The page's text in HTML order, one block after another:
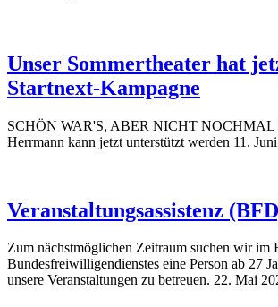
Unser Sommertheater hat
Startnext-Kampagne
SCHÖN WAR'S, ABER NICHT NOCHMAL
Herrmann kann jetzt unterstützt werden 11.
Veranstaltungsassistenz
Zum nächstmöglichen Zeitraum suchen wir im
Bundesfreiwilligendienstes eine Person ab 27
unsere Veranstaltungen zu betreuen. 22. Mai